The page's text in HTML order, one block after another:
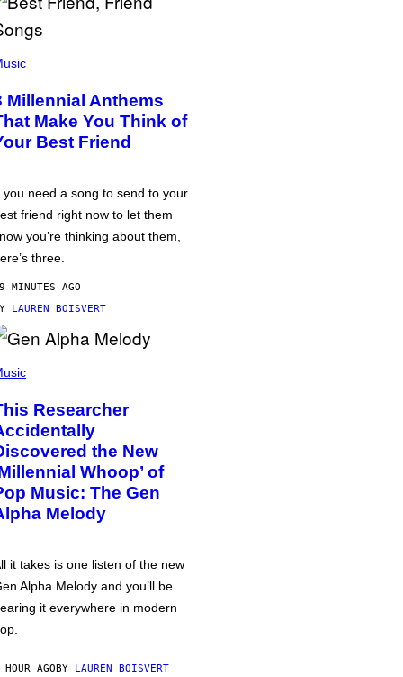
Millennial Anthems
Make You Think of
Best Friend
you need a song to send to your
friend right now to let them
you’re thinking about them,
three.
MINUTES AGO
LAUREN BOISVERT
Researcher
the New
Whoop’ of
Music: The Gen
Melody
it takes is one listen of the new
Alpha Melody and you’ll be
it everywhere in modern
HOUR AGOBY LAUREN BOISVERT